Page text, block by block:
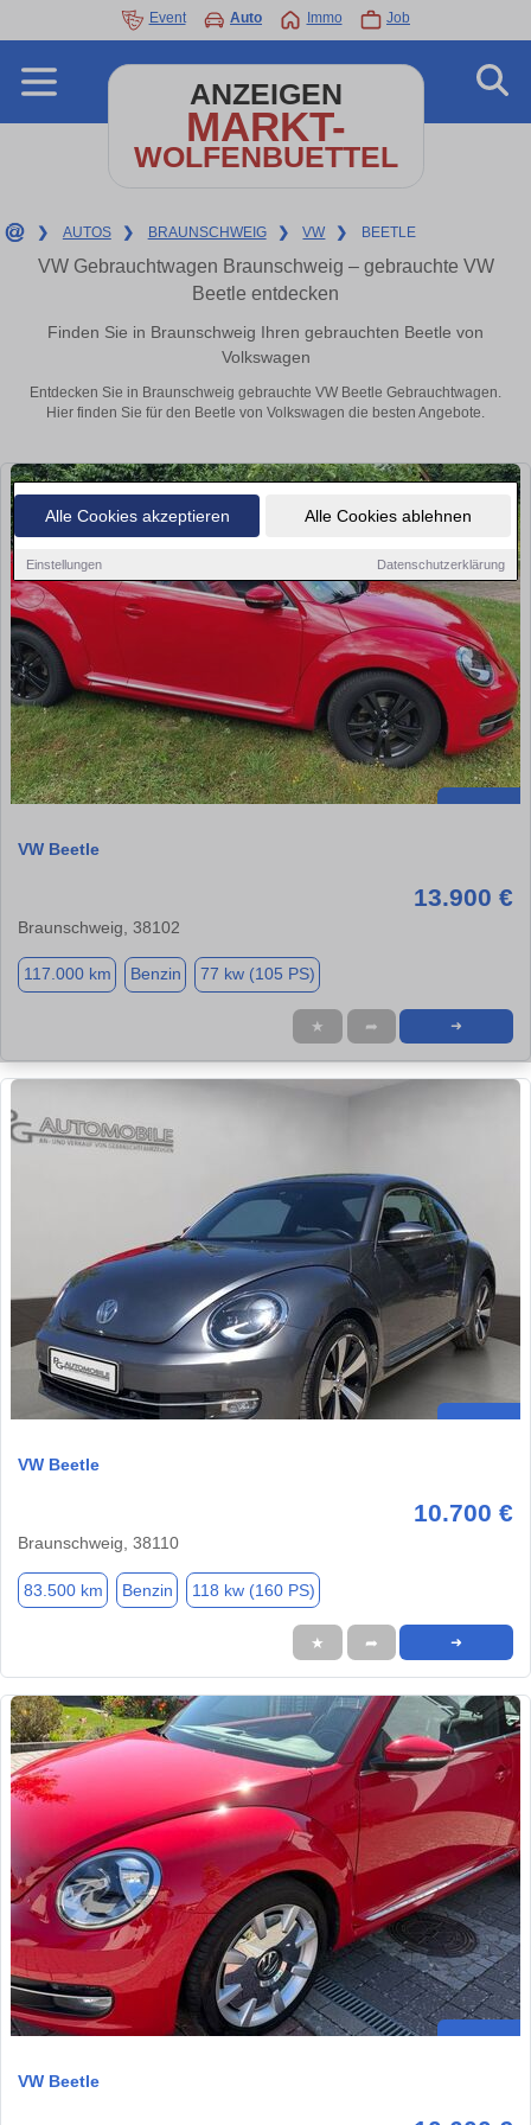
Alle Cookies akzeptieren Alle Cookies ablehnen
Einstellungen Datenschutzerklärung
Event Auto Immo Job
ANZEIGEN
MARKT-
WOLFENBUETTEL
❯ AUTOS ❯ BRAUNSCHWEIG ❯ VW ❯ BEETLE
VW Gebrauchtwagen Braunschweig – gebrauchte VW
Beetle entdecken
Finden Sie in Braunschweig Ihren gebrauchten Beetle von
Volkswagen
Entdecken Sie in Braunschweig gebrauchte VW Beetle Gebrauchtwagen.
Hier finden Sie für den Beetle von Volkswagen die besten Angebote.
VW Beetle
13.900 €
Braunschweig, 38102
117.000 km Benzin 77 kw (105 PS)
★ ➦ ➜
VW Beetle
10.700 €
Braunschweig, 38110
83.500 km Benzin 118 kw (160 PS)
★ ➦ ➜
VW Beetle